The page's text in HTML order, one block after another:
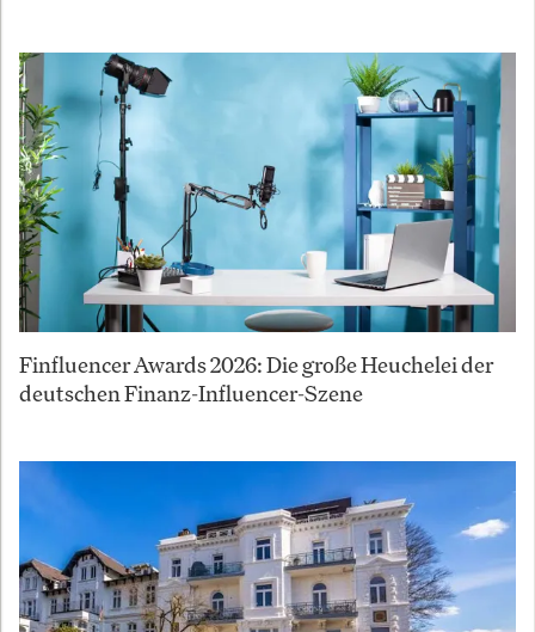
Finfluencer Awards 2026: Die große Heuchelei der
deutschen Finanz-Influencer-Szene